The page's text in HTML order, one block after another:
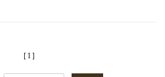
[ 1 ]